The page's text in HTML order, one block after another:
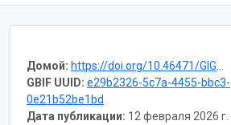
Домой: https://doi.org/10.46471/GIGABYTE_SERIES_0006
GBIF UUID: e29b2326-5c7a-4455-bbc3-
0e21b52be1bd
Дата публикации: 12 февраля 2026 г.